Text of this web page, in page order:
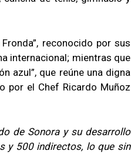
reconocido por sus
internacional; mientras que
azul”, que reúne una digna
por el Chef Ricardo Muñoz
de Sonora y su desarrollo
y 500 indirectos, lo que sin